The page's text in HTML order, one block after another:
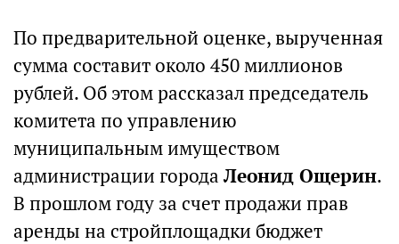
По предварительной оценке, вырученная
сумма составит около 450 миллионов
рублей. Об этом рассказал председатель
комитета по управлению
муниципальным имуществом
администрации города Леонид Ощерин.
В прошлом году за счет продажи прав
аренды на стройплощадки бюджет